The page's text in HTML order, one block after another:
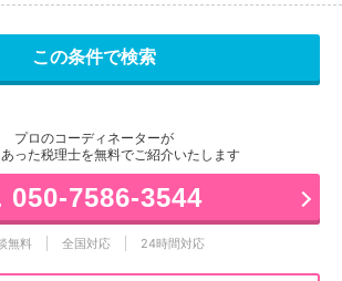
プロのコーディネーターが
った税理士を無料でご紹介いたします
050-7586-3544
無料 全国対応 24時間対応